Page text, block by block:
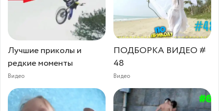
Лучшие приколы и
редкие моменты
Видео
ПОДБОРКА ВИДЕО #
48
Видео